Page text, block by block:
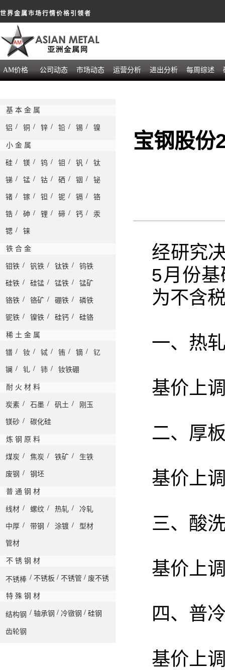
世界金属市场行情价格引领者
AM价格 公司动态 市场动态 运营分析 进出分析 每周综述
基 本 金 属
铝 / 铜 / 锌 / 铅 / 锡 / 镍
小 金 属
硅 / 镁 / 钨 / 钼 / 钒 / 钛
锑 / 锰 / 钴 / 硒 / 铟 / 铋
锗 / 镓 / 钽 / 铌 / 镉 / 铬
锆 / 砷 / 锂 / 碲 / 钙 / 汞
锶 / 铼
铁 合 金
钼铁 / 钒铁 / 钛铁 / 钨铁
硅铁 / 硅锰 / 锰铁 / 锰矿
铬铁 / 铬矿 / 硼铁 / 磷铁
铌铁 / 镍铁 / 硅钙 / 硅铬
稀 土 金 属
镨 / 钕 / 铽 / 铕 / 镝 / 钇
镧 / 钆 / 铈 / 钕铁硼
耐 火 材 料
炭素 / 石墨 / 矾土 / 刚玉
镁砂 / 碳化硅
炼 钢 原 料
煤炭 / 焦炭 / 铁矿 / 生铁
废钢 / 钢坯
普 通 钢 材
线材 / 螺纹 / 热轧 / 冷轧
中厚 / 带钢 / 涂镀 / 型材
管材
不 锈 钢 材
不锈棒 / 不锈板 / 不锈管 / 废不锈
特 殊 钢 材
结构钢 / 轴承钢 / 冷镦钢 / 硅钢
齿轮钢
宝钢股份
经研究
5月份
为不含
一、热
基价上
二、厚
基价上
三、酸
基价上
四、普
基价上